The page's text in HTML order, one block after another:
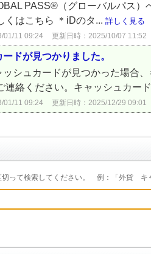
PASS®（グローバルパス
くはこちら ＊iDのタ... 詳しく見る
01/11 09:24 更新日時：2025/10/07 11:52
ドが見つかりました。
ッシュカードが見つかった場合
連絡ください。キャッシュカー
01/11 09:24 更新日時：2025/12/29 09:01
切って検索してください。 例：「外貨 キ